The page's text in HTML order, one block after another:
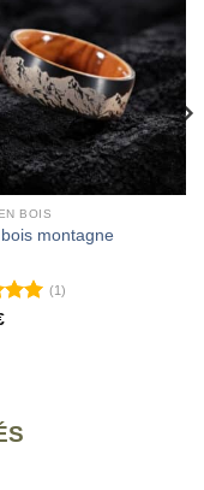
BOIS
montagne
sur
(1)